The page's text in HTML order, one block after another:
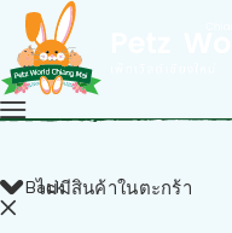
ไม่มีสินค้าในตะกร้า
Back